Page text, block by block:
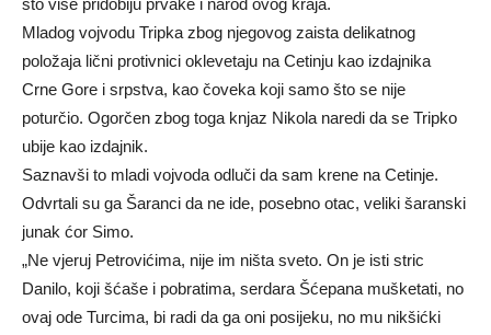
što više pridobiju prvake i narod ovog kraja.
Mladog vojvodu Tripka zbog njegovog zaista delikatnog
položaja lični protivnici oklevetaju na Cetinju kao izdajnika
Crne Gore i srpstva, kao čoveka koji samo što se nije
poturčio. Ogorčen zbog toga knjaz Nikola naredi da se Tripko
ubije kao izdajnik.
Saznavši to mladi vojvoda odluči da sam krene na Cetinje.
Odvrtali su ga Šaranci da ne ide, posebno otac, veliki šaranski
junak ćor Simo.
„Ne vjeruj Petrovićima, nije im ništa sveto. On je isti stric
Danilo, koji šćaše i pobratima, serdara Šćepana mušketati, no
ovaj ode Turcima, bi radi da ga oni posijeku, no mu nikšićki